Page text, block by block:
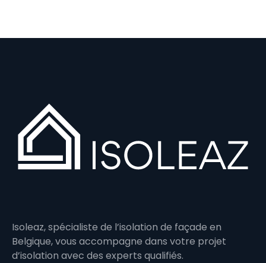
Isoleaz, spécialiste de l’isolation de façade en
Belgique, vous accompagne dans votre projet
d’isolation avec des experts qualifiés.